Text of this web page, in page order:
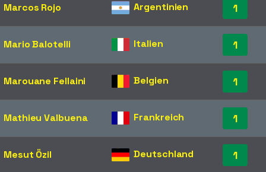
Marcos Rojo Argentinien 1
Mario Balotelli Italien 1
Marouane Fellaini Belgien 1
Mathieu Valbuena Frankreich 1
Mesut Özil Deutschland 1